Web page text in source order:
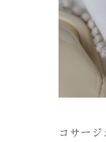
コサージ